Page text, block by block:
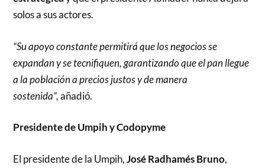
solos a sus actores.
“Su apoyo constante permitirá que los negocios se
expandan y se tecnifiquen, garantizando que el pan llegue
a la población a precios justos y de manera
sostenida”,añadió.
Presidente de Umpih y Codopyme
El presidente de la Umpih,José Radhamés Bruno,